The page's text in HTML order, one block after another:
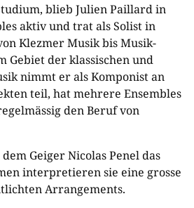
blieb Julien Paillard in
aktiv und trat als Solist in
Klezmer Musik bis Musik-
Gebiet der klassischen und
nimmt er als Komponist an
teil, hat mehrere Ensembles
den Beruf von
Geiger Nicolas Penel das
interpretieren sie eine grosse
Arrangements.